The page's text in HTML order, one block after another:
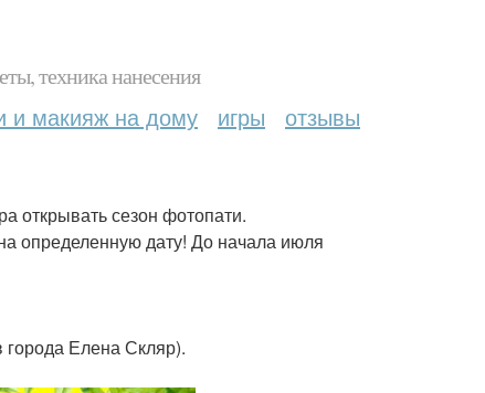
техника нанесения
и макияж на дому игры отзывы
открывать сезон фотопати.
определенную дату! До начала июля
города Елена Скляр).